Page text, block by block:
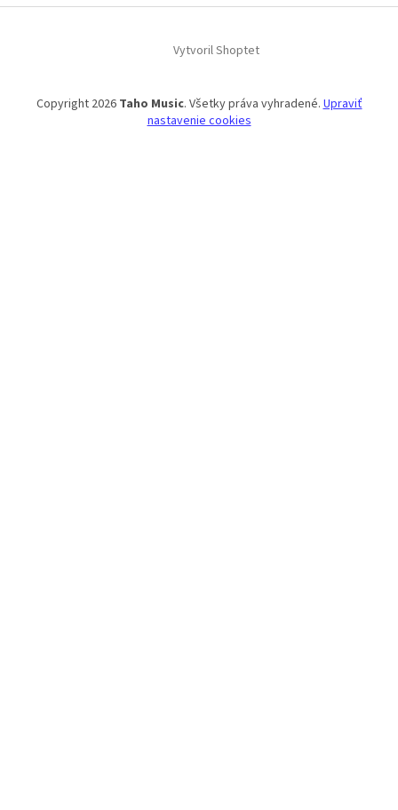
Vytvoril Shoptet
Copyright 2026 Taho Music. Všetky práva vyhradené. Upraviť
nastavenie cookies